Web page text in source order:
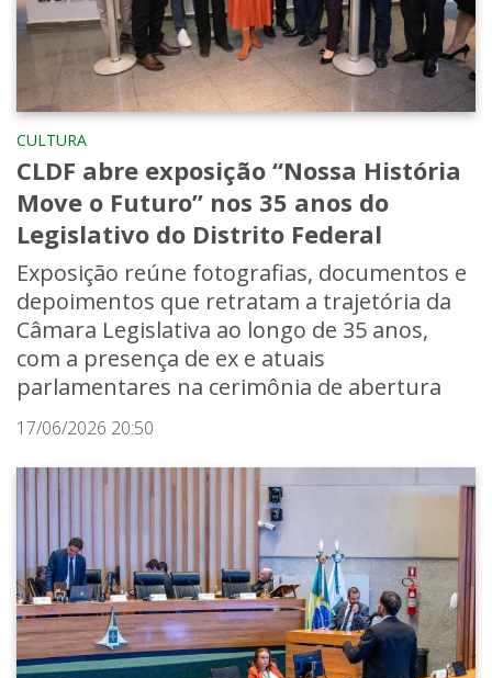
CULTURA
CLDF abre exposição “Nossa História
Move o Futuro” nos 35 anos do
Legislativo do Distrito Federal
Exposição reúne fotografias, documentos e
depoimentos que retratam a trajetória da
Câmara Legislativa ao longo de 35 anos,
com a presença de ex e atuais
parlamentares na cerimônia de abertura
17/06/2026 20:50